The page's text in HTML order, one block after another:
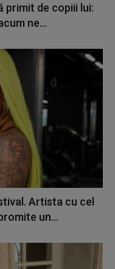
primit de copiii lui:
ne...
Artista cu cel
un...